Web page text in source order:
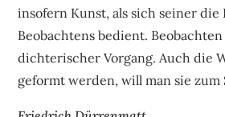
insofern Kunst, als sich seiner die
Beobachtens bedient.
dichterischer Vorgang. Auch die
geformt werden, will man sie zum